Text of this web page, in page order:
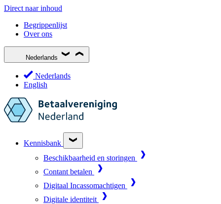
Direct naar inhoud
Begrippenlijst
Over ons
Nederlands
Nederlands
English
Kennisbank
Beschikbaarheid en storingen
Contant betalen
Digitaal Incassomachtigen
Digitale identiteit